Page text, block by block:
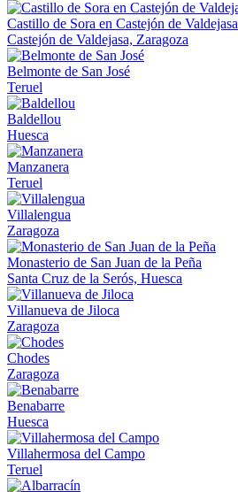
Castillo de Sora en Castejón de Valdejasa
Castejón de Valdejasa, Zaragoza
Belmonte de San José
Teruel
Baldellou
Huesca
Manzanera
Teruel
Villalengua
Zaragoza
Monasterio de San Juan de la Peña
Santa Cruz de la Serós, Huesca
Villanueva de Jiloca
Zaragoza
Chodes
Zaragoza
Benabarre
Huesca
Villahermosa del Campo
Teruel